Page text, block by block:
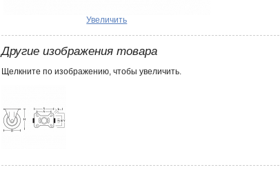
Увеличить
Другие изображения товара
Щелкните по изображению, чтобы увеличить.